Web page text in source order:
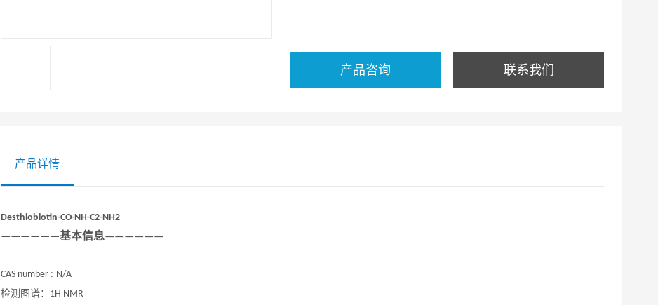
产品咨询 联系我们
产品详情
Desthiobiotin-CO-NH-C2-NH2
——————基本信息——————
CAS number : N/A
检测图谱： 1H NMR